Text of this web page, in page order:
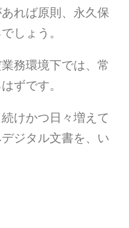
れば原則、永久保
しょう。
務環境下では、常
ずです。
けかつ日々増えて
ジタル文書を、い